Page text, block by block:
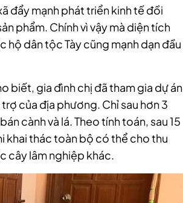
đẩy mạnh phát triển kinh tế đồi
phẩm. Chính vì vậy mà diện tích
hộ dân tộc Tày cũng mạnh dạn đầu
biết, gia đình chị đã tham gia dự án
của địa phương. Chỉ sau hơn 3
cành và lá. Theo tính toán, sau 15
khai thác toàn bộ có thể cho thu
cây lâm nghiệp khác.